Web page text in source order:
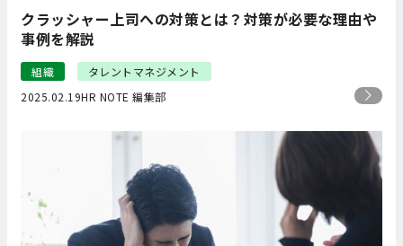
クラッシャー上司への対策とは？対策が必要な理由や
事例を解説
組織
タレントマネジメント
2025.02.19HR NOTE 編集部